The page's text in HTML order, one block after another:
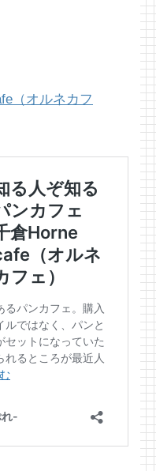
（オルネカフ